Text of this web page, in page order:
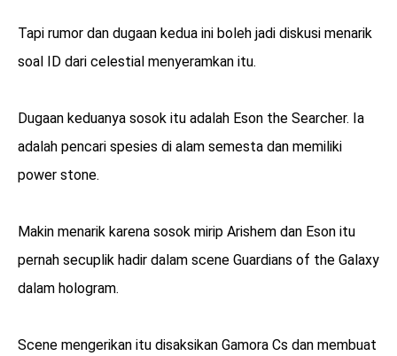
Tapi rumor dan dugaan kedua ini boleh jadi diskusi menarik
soal ID dari celestial menyeramkan itu.
Dugaan keduanya sosok itu adalah Eson the Searcher. Ia
adalah pencari spesies di alam semesta dan memiliki
power stone.
Makin menarik karena sosok mirip Arishem dan Eson itu
pernah secuplik hadir dalam scene Guardians of the Galaxy
dalam hologram.
Scene mengerikan itu disaksikan Gamora Cs dan membuat